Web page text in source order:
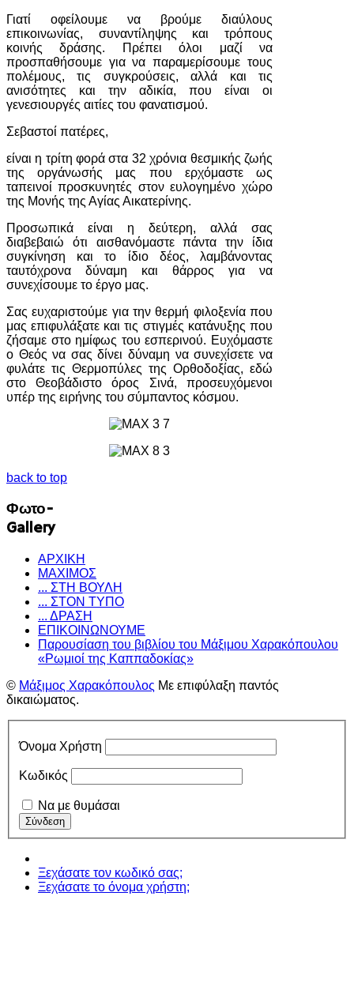
Γιατί οφείλουμε να βρούμε διαύλους
επικοινωνίας, συναντίληψης και τρόπους
κοινής δράσης. Πρέπει όλοι μαζί να
προσπαθήσουμε για να παραμερίσουμε τους
πολέμους, τις συγκρούσεις, αλλά και τις
ανισότητες και την αδικία, που είναι οι
γενεσιουργές αιτίες του φανατισμού.
Σεβαστοί πατέρες,
είναι η τρίτη φορά στα 32 χρόνια θεσμικής ζωής
της οργάνωσής μας που ερχόμαστε ως
ταπεινοί προσκυνητές στον ευλογημένο χώρο
της Μονής της Αγίας Αικατερίνης.
Προσωπικά είναι η δεύτερη, αλλά σας
διαβεβαιώ ότι αισθανόμαστε πάντα την ίδια
συγκίνηση και το ίδιο δέος, λαμβάνοντας
ταυτόχρονα δύναμη και θάρρος για να
συνεχίσουμε το έργο μας.
Σας ευχαριστούμε για την θερμή φιλοξενία που
μας επιφυλάξατε και τις στιγμές κατάνυξης που
ζήσαμε στο ημίφως του εσπερινού. Ευχόμαστε
ο Θεός να σας δίνει δύναμη να συνεχίσετε να
φυλάτε τις Θερμοπύλες της Ορθοδοξίας, εδώ
στο Θεοβάδιστο όρος Σινά, προσευχόμενοι
υπέρ της ειρήνης του σύμπαντος κόσμου.
back to top
Φωτο-
Gallery
ΑΡΧΙΚΗ
ΜΑΧΙΜΟΣ
... ΣΤΗ ΒΟΥΛΗ
... ΣΤΟΝ ΤΥΠΟ
... ΔΡΑΣΗ
ΕΠΙΚΟΙΝΩΝΟΥΜΕ
Παρουσίαση του βιβλίου του Μάξιμου Χαρακόπουλου
«Ρωμιοί της Καππαδοκίας»
© Μάξιμος Χαρακόπουλος Με επιφύλαξη παντός
δικαιώματος.
Όνομα Χρήστη
Κωδικός
Να με θυμάσαι
Ξεχάσατε τον κωδικό σας;
Ξεχάσατε το όνομα χρήστη;